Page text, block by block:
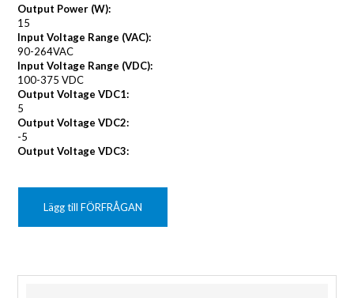
Output Power (W):
15
Input Voltage Range (VAC):
90-264VAC
Input Voltage Range (VDC):
100-375 VDC
Output Voltage VDC1:
5
Output Voltage VDC2:
-5
Output Voltage VDC3:
Lägg till FÖRFRÅGAN